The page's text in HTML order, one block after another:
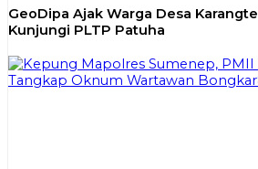
GeoDipa Ajak Warga Desa
Kunjungi PLTP Patuha